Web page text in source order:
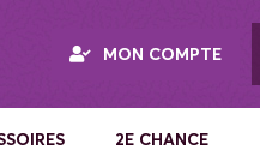
MON COMPTE
2E CHANCE